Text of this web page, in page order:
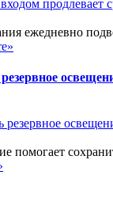
ежедневно
помогает